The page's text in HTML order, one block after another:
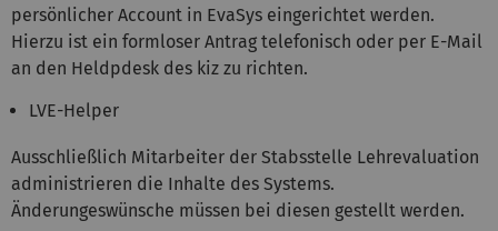
persönlicher Account in EvaSys eingerichtet werden.
Hierzu ist ein formloser Antrag telefonisch oder per E-Mail
an den Heldpdesk des kiz zu richten.
LVE-Helper
Ausschließlich Mitarbeiter der Stabsstelle Lehrevaluation
administrieren die Inhalte des Systems.
Änderungeswünsche müssen bei diesen gestellt werden.